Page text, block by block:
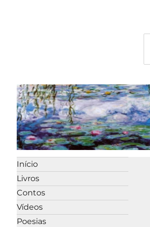
Início
Livros
Contos
Vídeos
Poesias